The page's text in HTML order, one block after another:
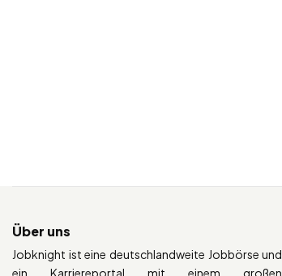
Über uns
Jobknight ist eine deutschlandweite Jobbörse und
ein Karriereportal mit einem großen